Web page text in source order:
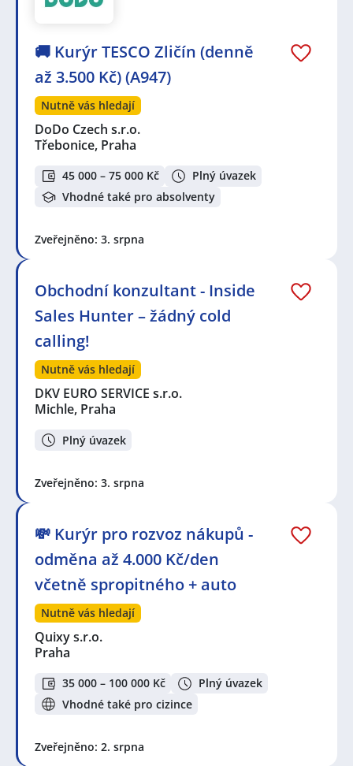
🚚 Kurýr TESCO Zličín (denně
až 3.500 Kč) (A947)
Nutně vás hledají
DoDo Czech s.r.o.
Třebonice, Praha
45 000 – 75 000 Kč
Plný úvazek
Vhodné také pro absolventy
Zveřejněno: 3. srpna
Obchodní konzultant - Inside
Sales Hunter – žádný cold
calling!
Nutně vás hledají
DKV EURO SERVICE s.r.o.
Michle, Praha
Plný úvazek
Zveřejněno: 3. srpna
💸 Kurýr pro rozvoz nákupů -
odměna až 4.000 Kč/den
včetně spropitného + auto
Nutně vás hledají
Quixy s.r.o.
Praha
35 000 – 100 000 Kč
Plný úvazek
Vhodné také pro cizince
Zveřejněno: 2. srpna